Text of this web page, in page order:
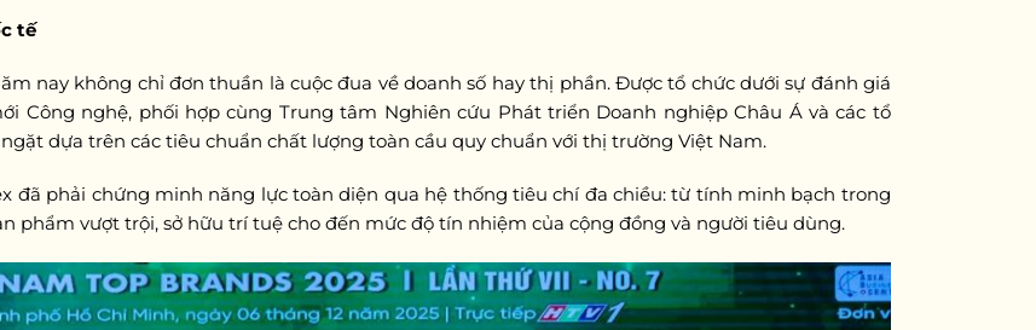
tế
nay không chỉ đơn thuần là cuộc đua về doanh số hay thị phần. Được tổ chức dưới sự đánh giá
Công nghệ, phối hợp cùng Trung tâm Nghiên cứu Phát triển Doanh nghiệp Châu Á và các tổ
dựa trên các tiêu chuẩn chất lượng toàn cầu quy chuẩn với thị trường Việt Nam.
đã phải chứng minh năng lực toàn diện qua hệ thống tiêu chí đa chiều: từ tính minh bạch trong
phẩm vượt trội, sở hữu trí tuệ cho đến mức độ tín nhiệm của cộng đồng và người tiêu dùng.